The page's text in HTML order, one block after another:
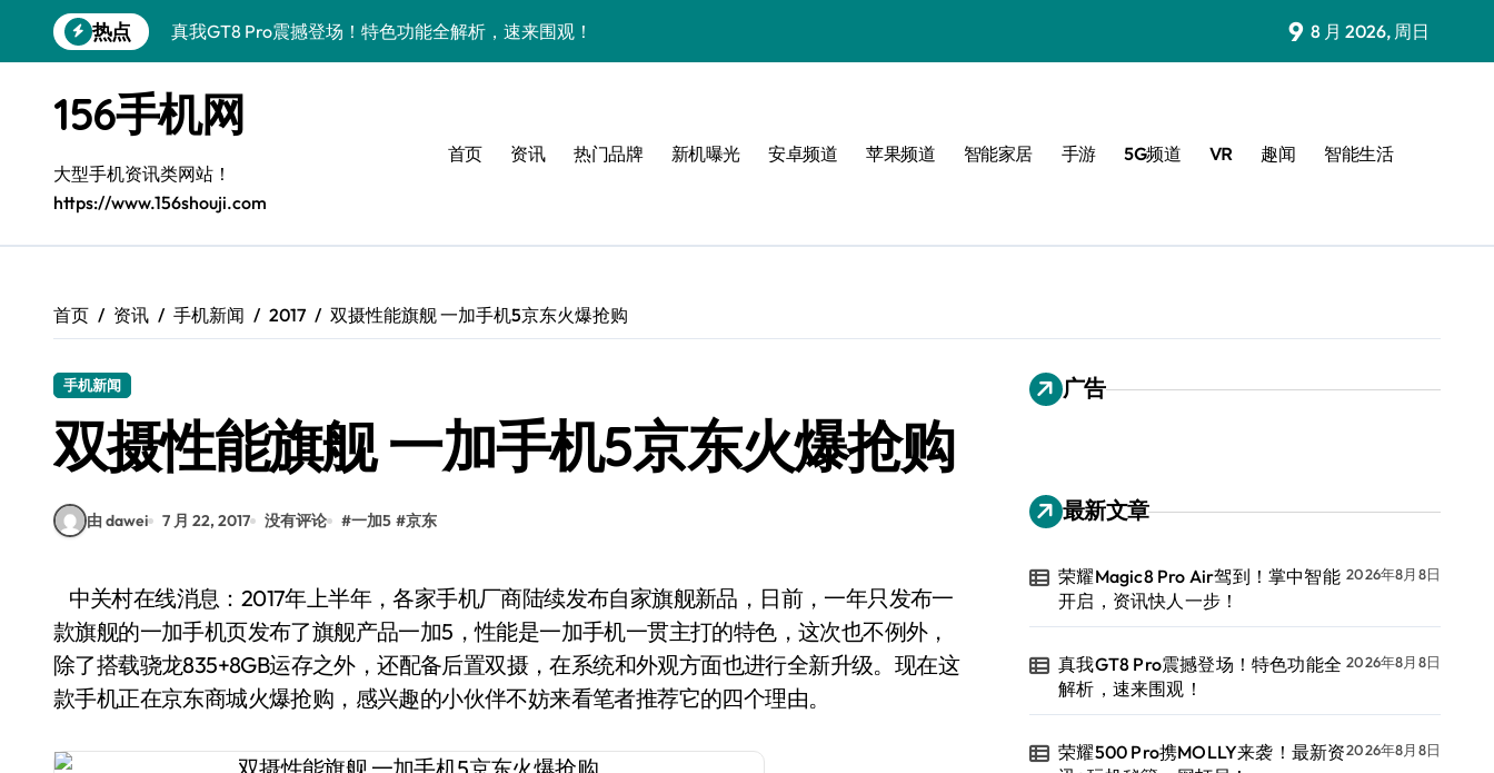
到
热点
真我GT8 Pro震撼登场！特色功能全解析，速来围观！
vivo S50 Pro mini来袭！小屏旗舰亮点多，速来围观！
OPPO Find X9 Pro亮点大揭秘，导购亲授实用技巧全攻略！
REDMI K90深度揭秘：超强配置亮点，购机必看！
荣耀ROBOT PHONE来袭，智享生活，资讯一手轻松掌控！
iPhone 17e重磅来袭！性能配置大升级，速来抢先看！
荣耀Magic8 Pro Air驾到！掌中智能开启，资讯快人一步！
9 8 月 2026, 周日
156手机网
大型手机资讯类网站！
https://www.156shouji.com
首页 资讯 热门品牌 新机曝光 安卓频道 苹果频道 智能家居 手游 5G频道 VR 趣闻 智能生活
首页 资讯 手机新闻 2017 双摄性能旗舰 一加手机5京东火爆抢购
手机新闻
双摄性能旗舰 一加手机5京东火爆抢购
由 dawei 7 月 22, 2017 没有评论 #一加5 #京东
中关村在线消息：2017年上半年，各家手机厂商陆续发布自家旗舰新品，日前，一年只发布一
款旗舰的一加手机页发布了旗舰产品一加5，性能是一加手机一贯主打的特色，这次也不例外，
除了搭载骁龙835+8GB运存之外，还配备后置双摄，在系统和外观方面也进行全新升级。现在这
款手机正在京东商城火爆抢购，感兴趣的小伙伴不妨来看笔者推荐它的四个理由。
广告
最新文章
荣耀Magic8 Pro Air驾到！掌中智能
开启，资讯快人一步！
2026年8月8日
真我GT8 Pro震撼登场！特色功能全
解析，速来围观！
2026年8月8日
荣耀500 Pro携MOLLY来袭！最新资2026年8月8日